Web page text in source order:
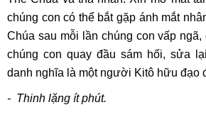
chúng con có thể bắt gặp ánh mắt
Chúa sau mỗi lần chúng con vấp
chúng con quay đầu sám hối, sửa
danh nghĩa là một người Kitô hữu đạo
- Thinh lặng ít phút.